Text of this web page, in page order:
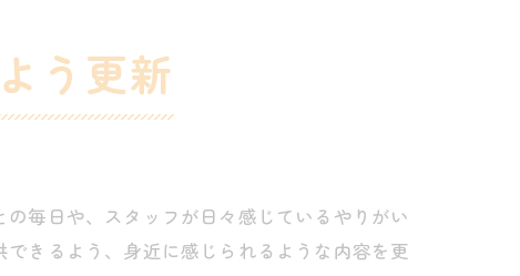
う更新
毎日や、スタッフが日々感じているやりがい
きるよう、身近に感じられるような内容を更